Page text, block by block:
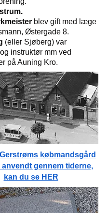
blev gift med læge
Østergade 8.
(eller Sjøberg) var
instruktør mm ved
på Auning Kro.
købmandsgård
anvendt gennem tiderne,
kan du se HER